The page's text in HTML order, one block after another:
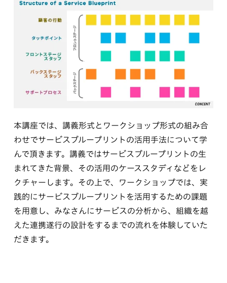
本講座では、講義形式とワークショップ形式の組み合
わせでサービスブループリントの活用手法について学
んで頂きます。講義ではサービスブループリントの生
まれてきた背景、その活用のケーススタディなどをレ
クチャーします。その上で、ワークショップでは、実
践的にサービスブループリントを活用するための課題
を用意し、みなさんにサービスの分析から、組織を越
えた連携遂行の設計をするまでの流れを体験していた
だきます。